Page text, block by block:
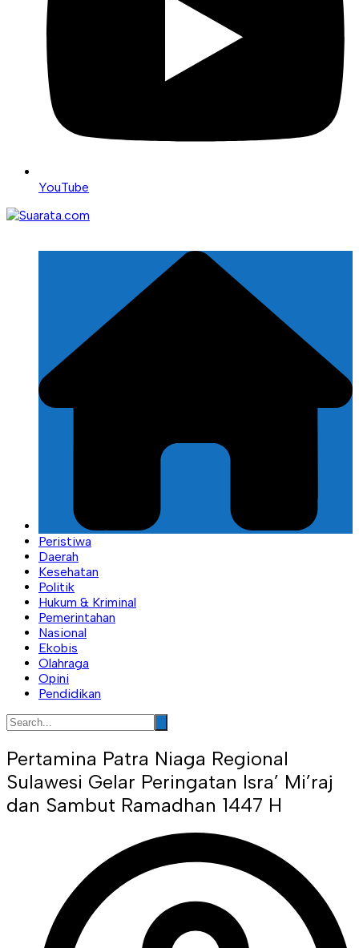
YouTube
Peristiwa
Daerah
Kesehatan
Politik
Hukum & Kriminal
Pemerintahan
Nasional
Ekobis
Olahraga
Opini
Pendidikan
Pertamina Patra Niaga Regional
Sulawesi Gelar Peringatan Isra’ Mi’raj
dan Sambut Ramadhan 1447 H